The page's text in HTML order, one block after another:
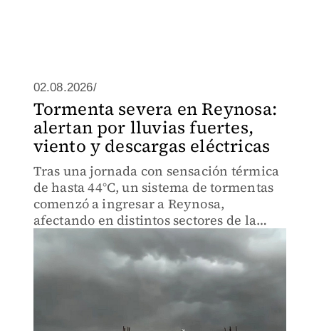
02.08.2026/
Tormenta severa en Reynosa:
alertan por lluvias fuertes,
viento y descargas eléctricas
Tras una jornada con sensación térmica
de hasta 44°C, un sistema de tormentas
comenzó a ingresar a Reynosa,
afectando en distintos sectores de la